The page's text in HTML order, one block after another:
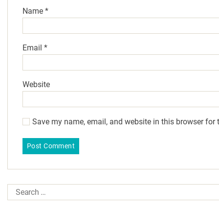
Name *
Email *
Website
Save my name, email, and website in this browser for